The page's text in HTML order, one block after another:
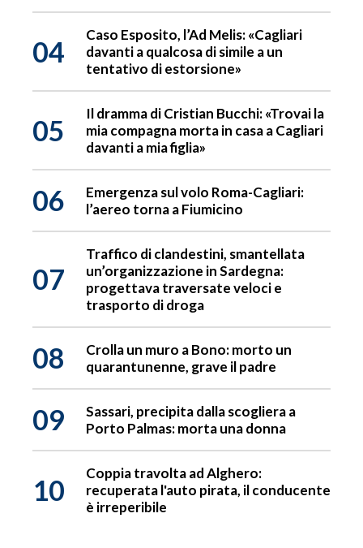
04
Caso Esposito, l’Ad Melis: «Cagliari
davanti a qualcosa di simile a un
tentativo di estorsione»
05
Il dramma di Cristian Bucchi: «Trovai la
mia compagna morta in casa a Cagliari
davanti a mia figlia»
06
Emergenza sul volo Roma-Cagliari:
l’aereo torna a Fiumicino
07
Traffico di clandestini, smantellata
un’organizzazione in Sardegna:
progettava traversate veloci e
trasporto di droga
08
Crolla un muro a Bono: morto un
quarantunenne, grave il padre
09
Sassari, precipita dalla scogliera a
Porto Palmas: morta una donna
10
Coppia travolta ad Alghero:
recuperata l'auto pirata, il conducente
è irreperibile